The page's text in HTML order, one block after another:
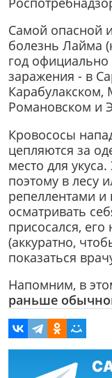
Самой опасной
болезнь Лайма
год официально
заражения - в
Карабулакском,
Романовском и
Кровососы
цепляются за
место для
поэтому в лесу
репеллентами
осматривать
присосался,
(аккуратно,
показаться
Напомним, в
раньше